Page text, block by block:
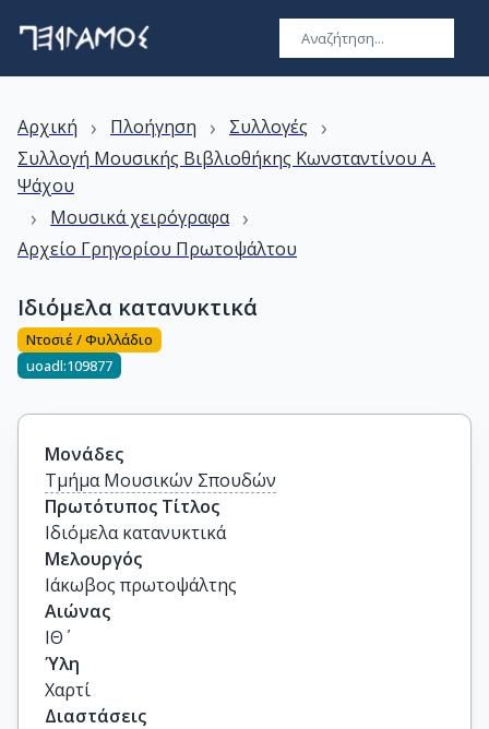
Αρχική › Πλοήγηση › Συλλογές ›
Συλλογή Μουσικής Βιβλιοθήκης Kωνσταντίνου A.
Ψάχου
› Μουσικά χειρόγραφα ›
Αρχείο Γρηγορίου Πρωτοψάλτου
Ιδιόμελα κατανυκτικά
Ντοσιέ / Φυλλάδιο
uoadl:109877
Μονάδες
Τμήμα Μουσικών Σπουδών
Πρωτότυπος Τίτλος
Ιδιόμελα κατανυκτικά
Μελουργός
Ιάκωβος πρωτοψάλτης
Αιώνας
ΙΘ΄
Ύλη
Χαρτί
Διαστάσεις